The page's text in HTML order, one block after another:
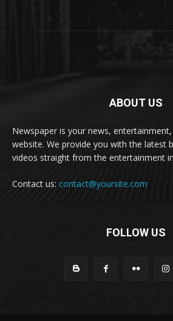
ABOUT US
Newspaper is your news,
website. We provide you with the latest
videos straight from the entertainment
Contact us: contact@yoursite.com
FOLLOW US